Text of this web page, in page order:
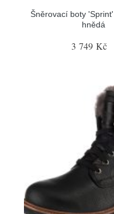
Šněrovací boty
hnědá
3 749 Kč